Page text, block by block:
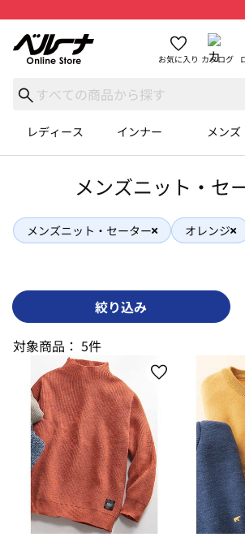
お気に入り カタログ
レディース インナー メンズ
メンズニット・セ
メンズニット・セーター オレンジ
絞り込み
対象商品： 5件